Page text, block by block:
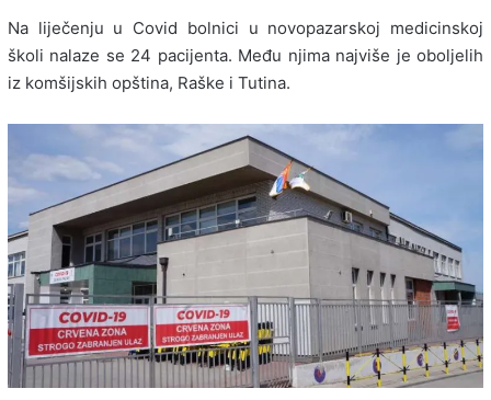
Na liječenju u Covid bolnici u novopazarskoj medicinskoj
školi nalaze se 24 pacijenta. Među njima najviše je oboljelih
iz komšijskih opština, Raške i Tutina.